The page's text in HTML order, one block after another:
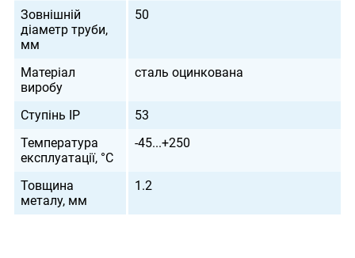
Зовнішній
діаметр труби,
мм
50
Матеріал
виробу
сталь оцинкована
Ступінь IP
53
Температура
експлуатації, °С
-45...+250
Товщина
металу, мм
1.2